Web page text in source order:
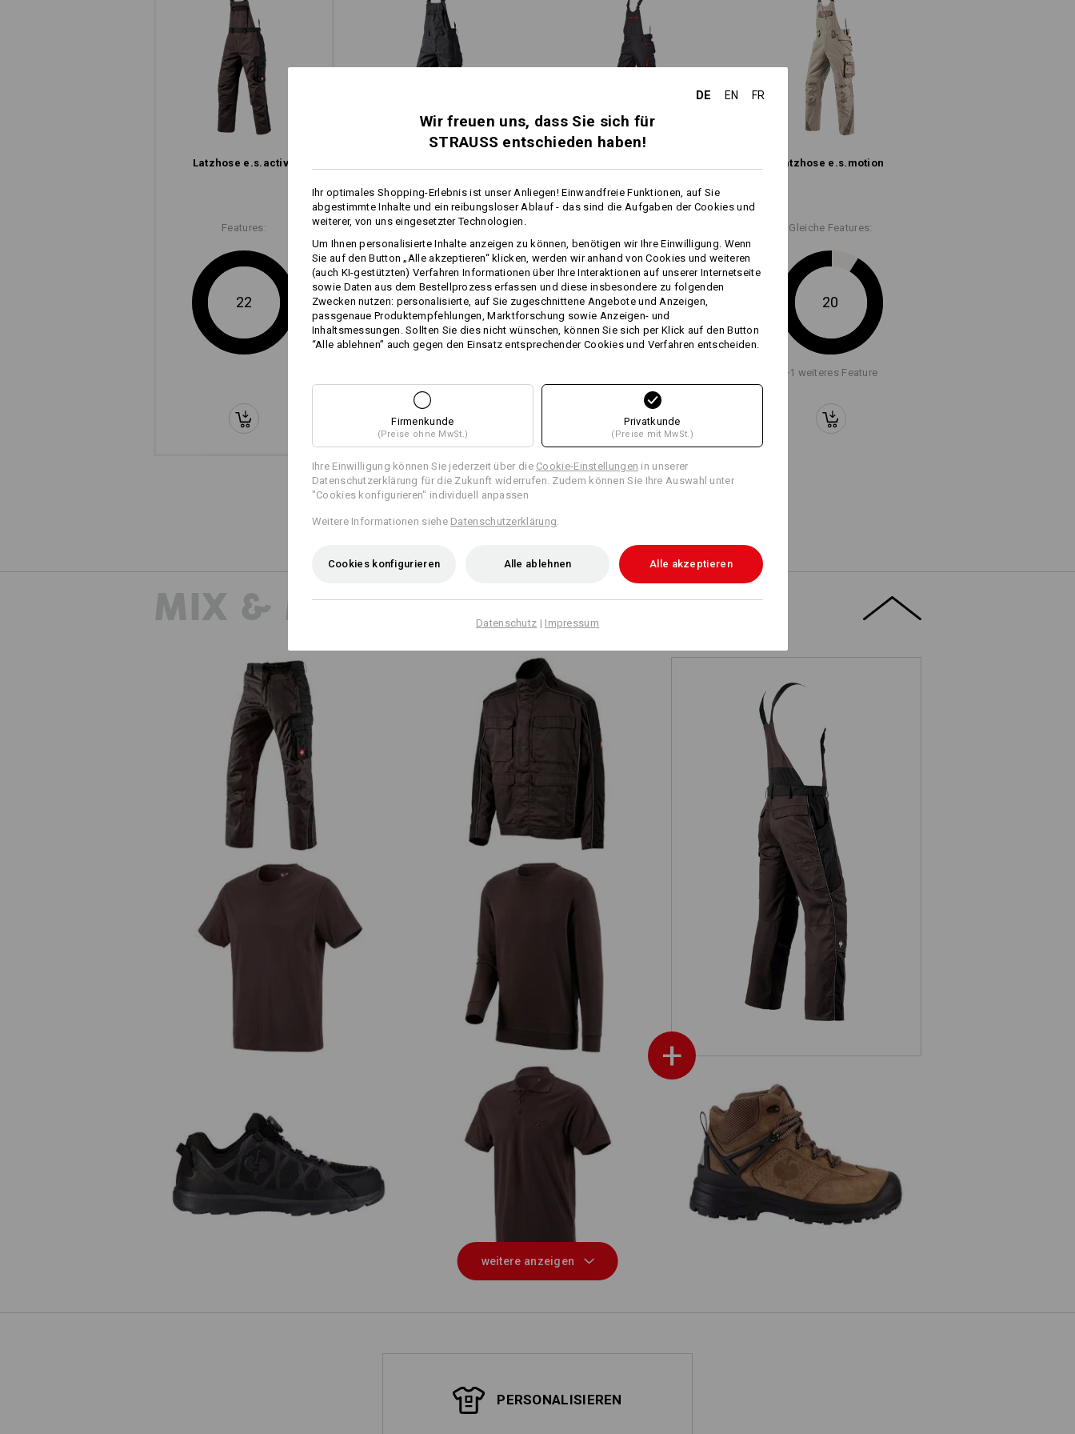
Maschinenwäsche 60 °C
Nicht bleichen
Trocknen im Trockner
Warm bügeln
Chemische Reinigung mit
Perchlorethylen möglich
Klicken Sie auf den Button "Datenblatt" für weitere Informationen.
Selbst gestalten Logoservice
Latzhose e.s.​active
Features:
22
Latzhose e.s.​motion
Gleiche Features:
21 20
Gleiche Features:
20
+1 weiteres Feature
Alle Details vergleichen
MIX & MATCH
Latzhose e.s.active
+
Bundhose e.s.active Berufsjacke e.s.active
e.s. T-Shirt cotton e.s. Sweatshirt poly cotton
S1 Sicherheitshalbschuhe e.s. Baham
e.s. Polo-Shirt cotton Pocket
S3 Sicherheitsschuhe e.s. Kasanka
mid
weitere anzeigen
PERSONALISIEREN
DE EN FR
Wir freuen uns, dass Sie sich für
STRAUSS entschieden haben!
Ihr optimales Shopping-Erlebnis ist unser Anliegen! Einwandfreie Funktionen, auf Sie
abgestimmte Inhalte und ein reibungsloser Ablauf - das sind die Aufgaben der Cookies und
weiterer, von uns eingesetzter Technologien.
Um Ihnen personalisierte Inhalte anzeigen zu können, benötigen wir Ihre Einwilligung. Wenn
Sie auf den Button „Alle akzeptieren“ klicken, werden wir anhand von Cookies und weiteren
(auch KI-gestützten) Verfahren Informationen über Ihre Interaktionen auf unserer Internetseite
sowie Daten aus dem Bestellprozess erfassen und diese insbesondere zu folgenden
Zwecken nutzen: personalisierte, auf Sie zugeschnittene Angebote und Anzeigen,
passgenaue Produktempfehlungen, Marktforschung sowie Anzeigen- und
Inhaltsmessungen. Sollten Sie dies nicht wünschen, können Sie sich per Klick auf den Button
“Alle ablehnen” auch gegen den Einsatz entsprechender Cookies und Verfahren entscheiden.
Firmenkunde
(Preise ohne MwSt.)
Privatkunde
(Preise mit MwSt.)
Ihre Einwilligung können Sie jederzeit über die Cookie-Einstellungen in unserer
Datenschutzerklärung für die Zukunft widerrufen. Zudem können Sie Ihre Auswahl unter
"Cookies konfigurieren" individuell anpassen
Weitere Informationen siehe Datenschutzerklärung
Cookies konfigurieren Alle ablehnen Alle akzeptieren
Datenschutz | Impressum